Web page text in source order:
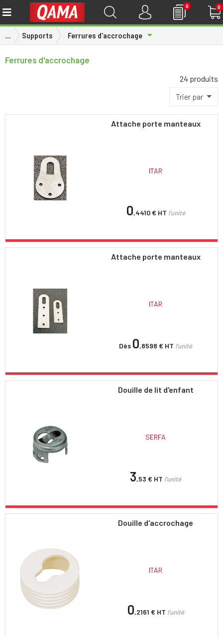
0 0
... Supports Ferrures d'accrochage Toggle Dropdown
Ferrures d'accrochage
24 produits
Trier par
Attache porte manteaux
ITAR
0,4410 € HT l'unité
Attache porte manteaux
ITAR
Dès 0,8598 € HT l'unité
Douille de lit d'enfant
SERFA
3,53 € HT l'unité
Douille d'accrochage
ITAR
0,2161 € HT l'unité